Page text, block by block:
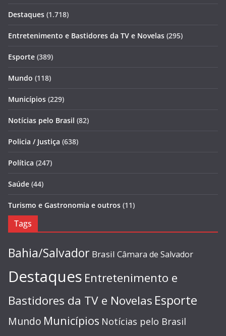
Destaques (1.718)
Entretenimento e Bastidores da TV e Novelas (295)
Esporte (389)
Mundo (118)
Municípios (229)
Notícias pelo Brasil (82)
Policia / Justiça (638)
Política (247)
Saúde (44)
Turismo e Gastronomia e outros (11)
Tags
Bahia/Salvador Brasil Câmara de Salvador
Destaques Entretenimento e
Bastidores da TV e Novelas Esporte
Mundo Municípios Notícias pelo Brasil